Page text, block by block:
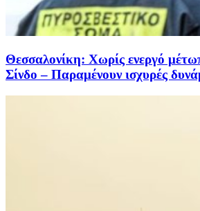
Θεσσαλονίκη: Χωρίς ενεργό
Σίνδο – Παραμένουν ισχυρές